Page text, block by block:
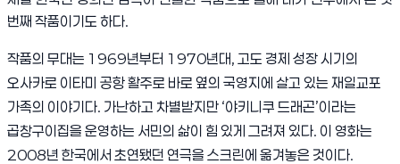
번째 작품이기도 하다.
작품의 무대는 1969년부터 1970년대, 고도 경제 성장 시기의
오사카로 이타미 공항 활주로 바로 옆의 국영지에 살고 있는 재일교포
가족의 이야기다. 가난하고 차별받지만 ‘야키니쿠 드래곤’이라는
곱창구이집을 운영하는 서민의 삶이 힘 있게 그려져 있다. 이 영화는
2008년 한국에서 초연됐던 연극을 스크린에 옮겨놓은 것이다.